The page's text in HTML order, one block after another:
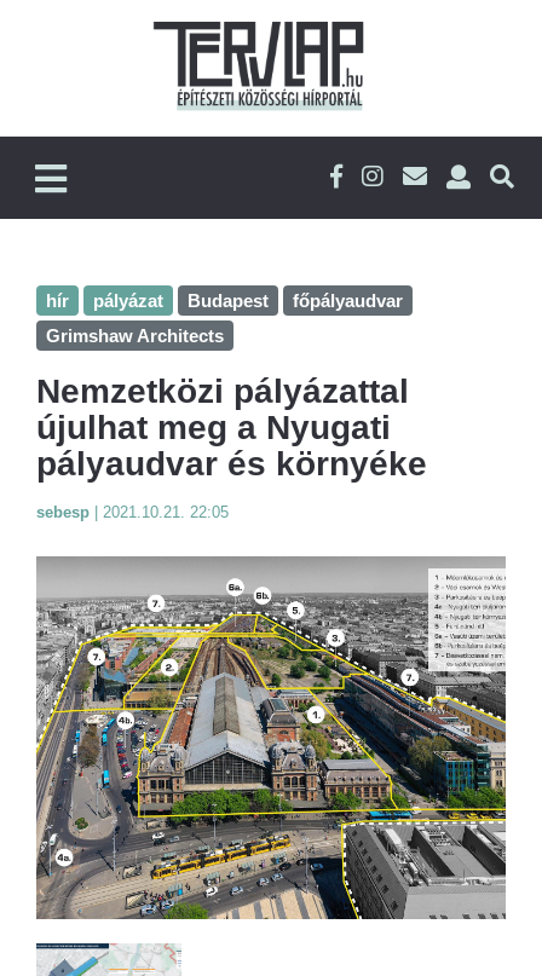
hír pályázat Budapest
főpályaudvar
Grimshaw Architects
Nemzetközi pályázattal
újulhat meg a Nyugati
pályaudvar és környéke
sebesp 2021.10.21. 22:05